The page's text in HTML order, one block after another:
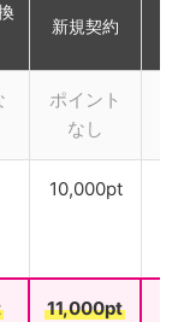
新規契約
ポイント
なし
10,000pt
11,000pt